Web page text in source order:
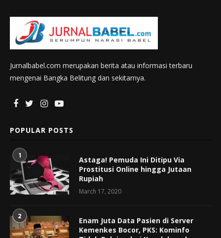
Jurnalbabel.com merupakan berita atau informasi terbaru
mengenai Bangka Belitung dan sekitarnya.
POPULAR POSTS
1
Astaga! Pemuda Ini Ditipu Via
Prostitusi Online hingga Jutaan
Rupiah
March 17, 2020
2
Enam Juta Data Pasien di Server
Kemenkes Bocor, PKS: Kominfo